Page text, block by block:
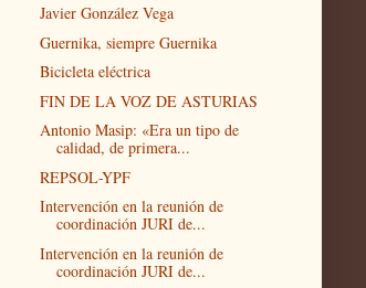
Javier González Vega
Guernika, siempre Guernika
Bicicleta eléctrica
FIN DE LA VOZ DE ASTURIAS
Antonio Masip: «Era un tipo de
calidad, de primera...
REPSOL-YPF
Intervención en la reunión de
coordinación JURI de...
Intervención en la reunión de
coordinación JURI de...